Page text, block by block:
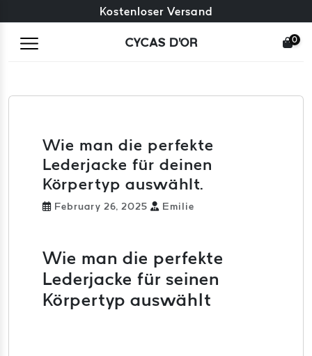
Kostenloser Umtausch + kostenlose Rücksendungen
Kostenloser Versand
CYCAS D'OR 0
Wie man die perfekte
Lederjacke für deinen
Körpertyp auswählt.
February 26, 2025 Emilie
Wie man die perfekte
Lederjacke für seinen
Körpertyp auswählt